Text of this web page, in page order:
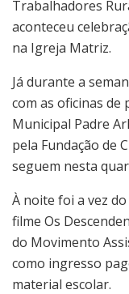
Trabalhadores
aconteceu
na Igreja Matriz.
Já durante a
com as oficinas de
Municipal Padre
pela Fundação de
seguem nesta
À noite foi a vez
filme Os
do Movimento
como ingresso
material escolar.